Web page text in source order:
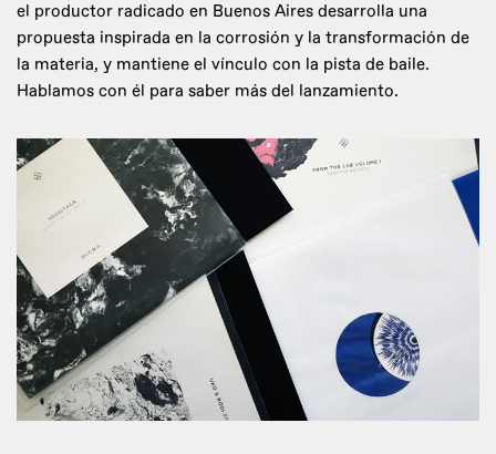
el productor radicado en Buenos Aires desarrolla una
propuesta inspirada en la corrosión y la transformación de
la materia, y mantiene el vínculo con la pista de baile.
Hablamos con él para saber más del lanzamiento.